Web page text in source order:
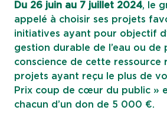
Du 26 juin au 7 juillet 2024, le
appelé à choisir ses projets
initiatives ayant pour objectif
gestion durable de l’eau ou de
conscience de cette ressource
projets ayant reçu le plus de
Prix coup de cœur du public »
chacun d’un don de 5 000 €.